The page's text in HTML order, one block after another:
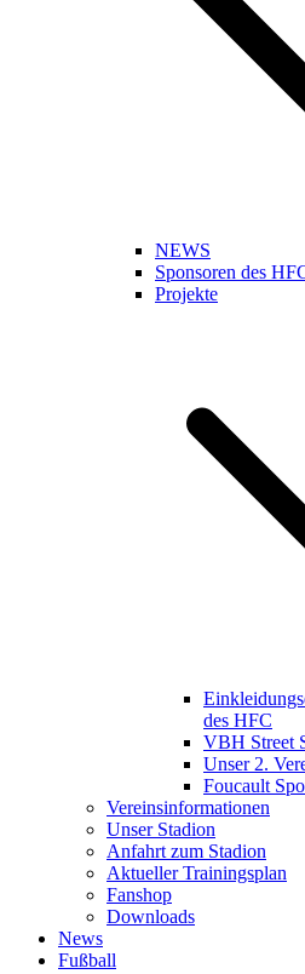
NEWS
Sponsoren des
Projekte
des HFC
VBH Street
Unser 2.
Foucault
Vereinsinformationen
Unser Stadion
Anfahrt zum Stadion
Aktueller Trainingsplan
Fanshop
Downloads
News
Fußball